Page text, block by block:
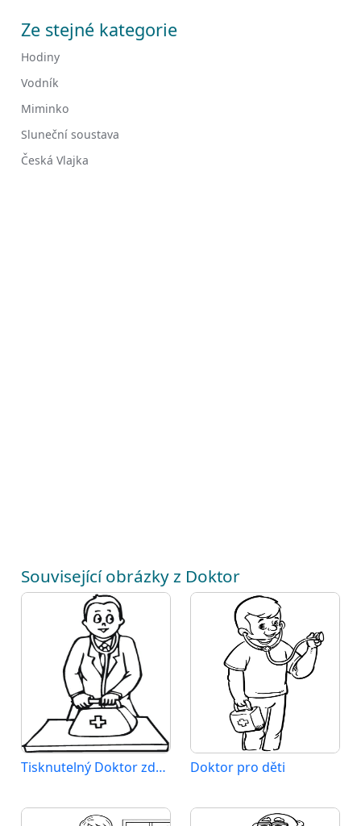
Ze stejné kategorie
Hodiny
Vodník
Miminko
Sluneční soustava
Česká Vlajka
Související obrázky z Doktor
Tisknutelný Doktor zdarma Doktor pro děti